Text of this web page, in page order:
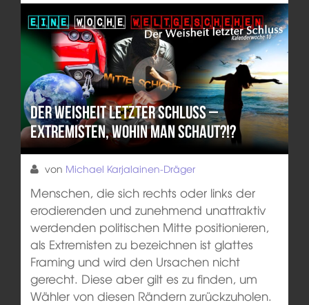
Der Weisheit letzter Schluss –
Extremisten, wohin man schaut?!?
von Michael Karjalainen-Dräger
Menschen, die sich rechts oder links der
erodierenden und zunehmend unattraktiv
werdenden politischen Mitte positionieren,
als Extremisten zu bezeichnen ist glattes
Framing und wird den Ursachen nicht
gerecht. Diese aber gilt es zu finden, um
Wähler von diesen Rändern zurückzuholen.